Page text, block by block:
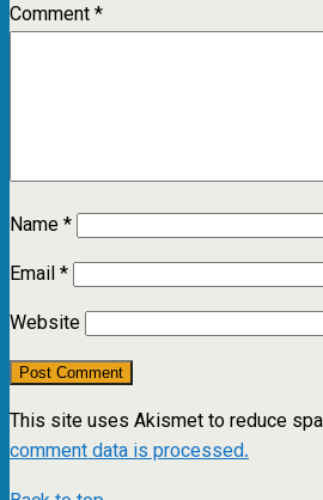
Comment*
Name*
Email*
Website
This site uses Akismet to reduce
comment data is processed.